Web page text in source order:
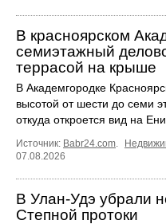
В красноярском
семиэтажный
террасой на крыше
В Академгородке
высотой от шести до семи
откуда откроется вид на
Источник: Babr24.com
07.08.2026
В Улан-Удэ убрали
Степной протоки